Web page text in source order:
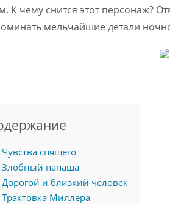
К чему снится этот персонаж?
мельчайшие детали
Чувства спящего
Злобный папаша
Дорогой и близкий человек
Трактовка Миллера